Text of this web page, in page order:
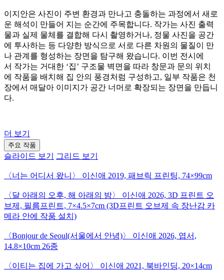
이지안은 사진이 주변 환경과 만나고 충돌하는 과정에서 새로
운 해석이 만들어 지는 순간에 주목합니다. 작가는 사진 출력
물과 실제 물체를 결합해 다시 촬영하거나, 정물 사진을 공간
에 투사하는 등 다양한 방식으로 서로 다른 차원의 물질이 만
나 관계를 형성하는 장면을 탐구해 왔습니다. 이번 전시에
서 작가는 거대한 ‘집’ 구조물 벽면을 따라 창문과 문의 위치
에 작품을 배치해 집 안의 풍경처럼 구성하고, 일부 작품은 천
장에서 매달아 이미지가 공간 너머로 확장되는 장면을 만듭니
다.
더 보기
주요 작품
슬라이드 보기 그리드 보기
〈너는 어디서 왔니〉 이신애 2019, 패브릭 프린팅, 74×99cm
〈달 아래의 오후, 해 아래의 밤〉 이신애 2026, 3D 프린트 오
브제, 필름프린트, 7×4.5×7cm (3D프린트 오브제 속 장난감 카
메라 안에 작품 설치)
〈Bonjour de Seoul(서울에서 안녕)〉 이신애 2026, 엽서,
14.8×10cm 26종
〈이티는 집에 가고 싶어〉 이신애 2021, 북바인딩, 20×14cm